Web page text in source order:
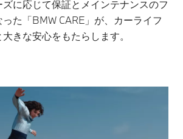
に応じて保証とメインテナンスのフ
た「BMW CARE」が、カーライフ
きな安心をもたらします。